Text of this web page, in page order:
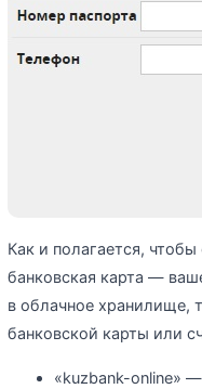
Как и полагается,
банковская карта —
в облачное хранилище,
банковской карты или
«kuzbank-online»